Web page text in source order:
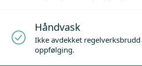
Håndvask
Ikke avdekket
oppfølging.